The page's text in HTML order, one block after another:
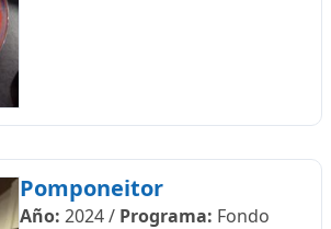
Pomponeitor
Año: 2024/ Programa: Fondo